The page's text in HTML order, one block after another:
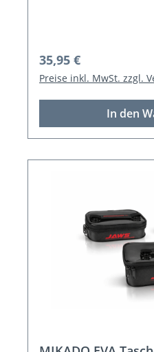
Regulärer Preis:
35,95 €
Preise inkl. MwSt. zzgl.
In den